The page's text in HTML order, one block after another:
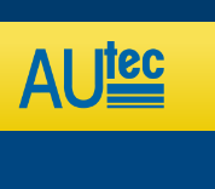
naar
inhoud